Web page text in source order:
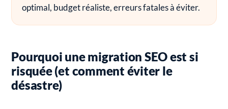
optimal, budget réaliste, erreurs fatales à éviter.
Pourquoi une migration SEO est si
risquée (et comment éviter le
désastre)